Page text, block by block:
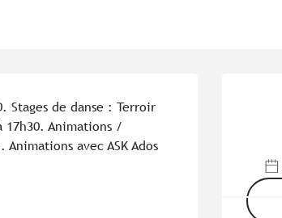
Stages de danse : Terroir
17h30. Animations /
avec ASK Ados